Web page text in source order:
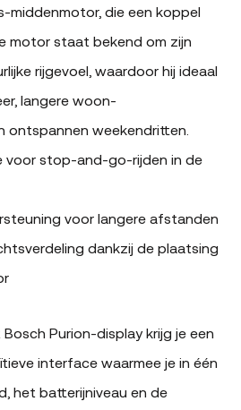
middenmotor, die een koppel
motor staat bekend om zijn
rijgevoel, waardoor hij ideaal
langere woon-
ontspannen weekendritten.
voor stop-and-go-rijden in de
voor langere afstanden
dankzij de plaatsing
Purion-display krijg je een
interface waarmee je in één
het batterijniveau en de